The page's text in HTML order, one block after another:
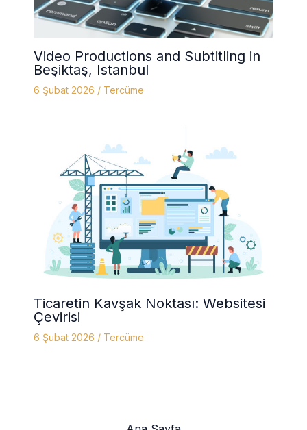
Video Productions and Subtitling in
Beşiktaş, Istanbul
6 Şubat 2026 / Tercüme
Ticaretin Kavşak Noktası: Websitesi
Çevirisi
6 Şubat 2026 / Tercüme